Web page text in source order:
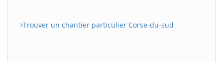
Trouver un chantier particulier Corse-du-sud